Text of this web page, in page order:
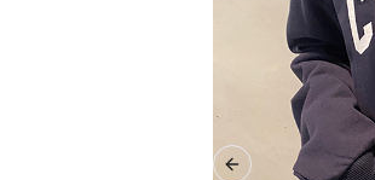
Previous slide